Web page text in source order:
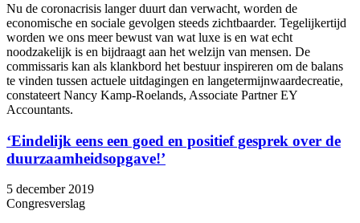
Nu de coronacrisis langer duurt dan verwacht, worden de
economische en sociale gevolgen steeds zichtbaarder. Tegelijkertijd
worden we ons meer bewust van wat luxe is en wat echt
noodzakelijk is en bijdraagt aan het welzijn van mensen. De
commissaris kan als klankbord het bestuur inspireren om de balans
te vinden tussen actuele uitdagingen en langetermijnwaardecreatie,
constateert Nancy Kamp-Roelands, Associate Partner EY
Accountants.
‘Eindelijk eens een goed en positief gesprek over de
duurzaamheidsopgave!’
5 december 2019
Congresverslag